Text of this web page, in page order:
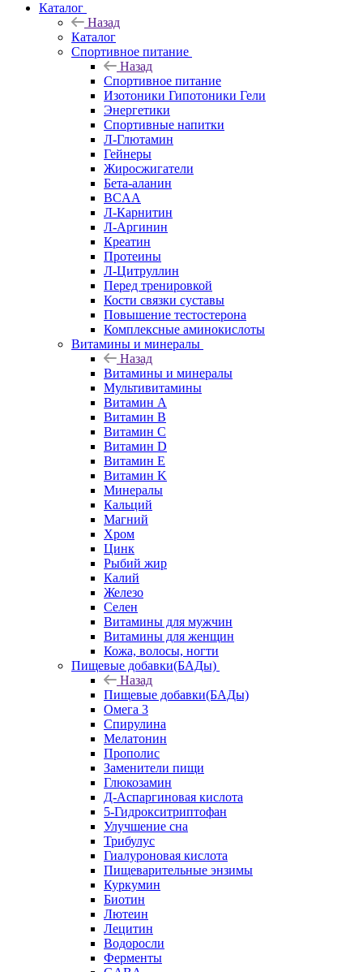
Каталог
Назад
Каталог
Спортивное питание
Назад
Спортивное питание
Изотоники Гипотоники Гели
Энергетики
Спортивные напитки
Л-Глютамин
Гейнеры
Жиросжигатели
Бета-аланин
BCAA
Л-Карнитин
Л-Аргинин
Креатин
Протеины
Л-Цитруллин
Перед тренировкой
Кости связки суставы
Повышение тестостерона
Комплексные аминокислоты
Витамины и минералы
Назад
Витамины и минералы
Мультивитамины
Витамин A
Витамин B
Витамин C
Витамин D
Витамин E
Витамин K
Минералы
Кальций
Магний
Хром
Цинк
Рыбий жир
Калий
Железо
Селен
Витамины для мужчин
Витамины для женщин
Кожа, волосы, ногти
Пищевые добавки(БАДы)
Назад
Пищевые добавки(БАДы)
Омега 3
Спирулина
Мелатонин
Прополис
Заменители пищи
Глюкозамин
Д-Аспаргиновая кислота
5-Гидрокситриптофан
Улучшение сна
Трибулус
Гиалуроновая кислота
Пищеварительные энзимы
Куркумин
Биотин
Лютеин
Лецитин
Водоросли
Ферменты